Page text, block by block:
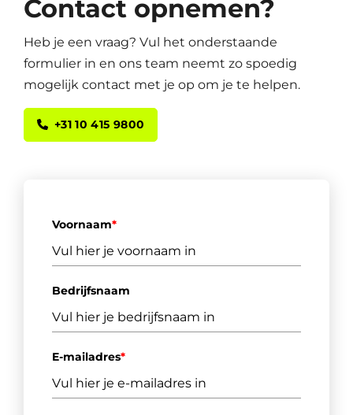
Contact opnemen?
Heb je een vraag? Vul het onderstaande
formulier in en ons team neemt zo spoedig
mogelijk contact met je op om je te helpen.
+31 10 415 9800
Voornaam*
Bedrijfsnaam
E-mailadres*